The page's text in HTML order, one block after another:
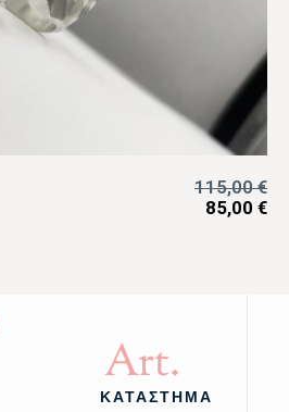
115,00€
85,00 €
Art.
ΚΑΤΑΣΤΗΜΑ